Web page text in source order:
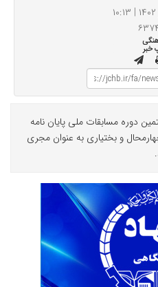
خبر
دوره مسابقات ملی پایان نامه
و بختیاری به عنوان مجری